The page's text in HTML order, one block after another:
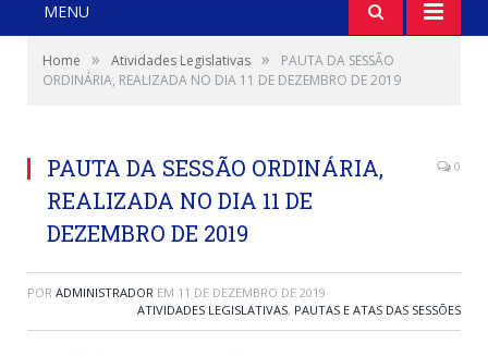
MENU
Home » Atividades Legislativas »
PAUTA DA SESSÃO
ORDINÁRIA, REALIZADA NO DIA 11 DE DEZEMBRO DE 2019
PAUTA DA SESSÃO ORDINÁRIA,
REALIZADA NO DIA 11 DE
DEZEMBRO DE 2019
0
POR ADMINISTRADOR EM 11 DE DEZEMBRO DE 2019
ATIVIDADES LEGISLATIVAS, PAUTAS E ATAS DAS SESSÕES